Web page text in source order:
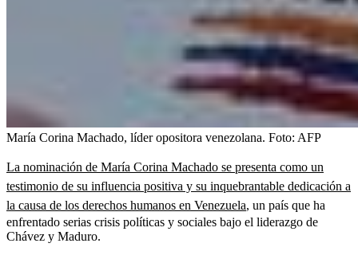
María Corina Machado, líder opositora venezolana. Foto: AFP
La nominación de María Corina Machado se presenta como un
testimonio de su influencia positiva y su inquebrantable dedicación a
la causa de los derechos humanos en Venezuela, un país que ha
enfrentado serias crisis políticas y sociales bajo el liderazgo de
Chávez y Maduro.